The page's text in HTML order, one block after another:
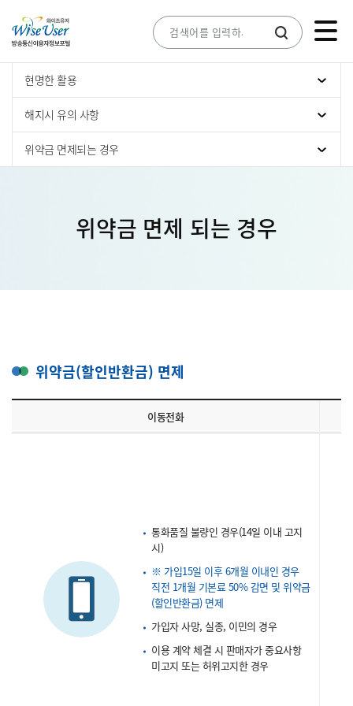
현명한 활용
해지시 유의 사항
위약금 면제되는 경우
위약금 면제 되는 경우
위약금(할인반환금) 면제
이동전화
통화품질 불량인 경우(14일 이내 고지
시)
※ 가입15일 이후 6개월 이내인 경우
직전 1개월 기본료 50% 감면 및 위약금
(할인반환금) 면제
가입자 사망, 실종, 이민의 경우
이용 계약 체결 시 판매자가 중요사항
미고지 또는 허위고지한 경우